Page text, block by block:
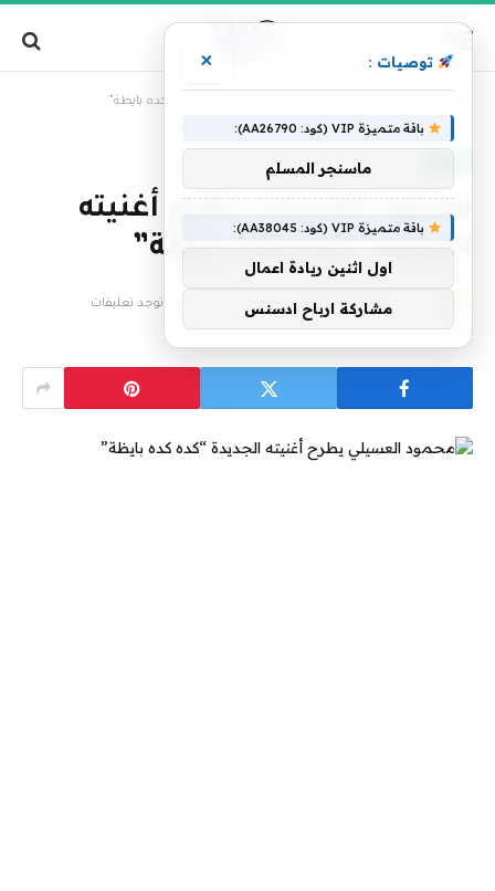
محمود العسيلي يطرح أغنيته الجديدة “كده كده بايظة”
محمود العسيلي يطرح أغنيته
الجديدة “كده كده بايظة”
فريق التحرير 27 يوليو، 2023 لا توجد تعليقات
2 دقائق
توصيات : ×
باقة متميزة VIP (كود: AA26790):
ماسنجر المسلم
باقة متميزة VIP (كود: AA38045):
اول اثنين ريادة اعمال
مشاركة ارباح ادسنس